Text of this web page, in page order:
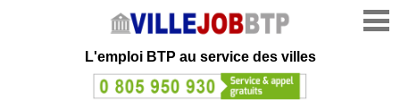
L'emploi BTP au service des villes